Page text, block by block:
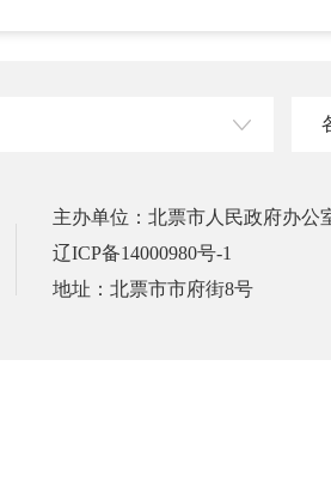
主办单位：北票市人民政府办公
辽ICP备14000980号-1
地址：北票市市府街8号